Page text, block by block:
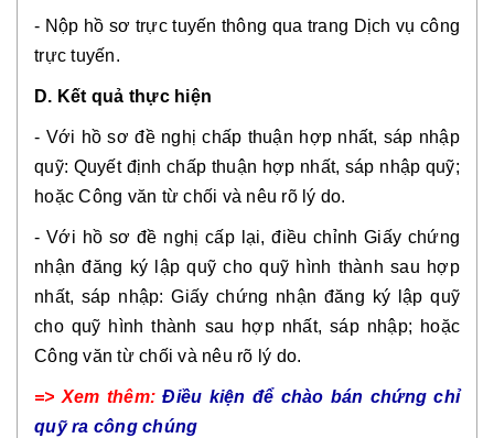
- Nộp hồ sơ trực tuyến thông qua trang Dịch vụ công
trực tuyến.
D. Kết quả thực hiện
- Với hồ sơ đề nghị chấp thuận hợp nhất, sáp nhập
quỹ: Quyết định chấp thuận hợp nhất, sáp nhập quỹ;
hoặc Công văn từ chối và nêu rõ lý do.
- Với hồ sơ đề nghị cấp lại, điều chỉnh Giấy chứng
nhận đăng ký lập quỹ cho quỹ hình thành sau hợp
nhất, sáp nhập: Giấy chứng nhận đăng ký lập quỹ
cho quỹ hình thành sau hợp nhất, sáp nhập; hoặc
Công văn từ chối và nêu rõ lý do.
=> Xem thêm:Điều kiện để chào bán chứng chỉ
quỹ ra công chúng